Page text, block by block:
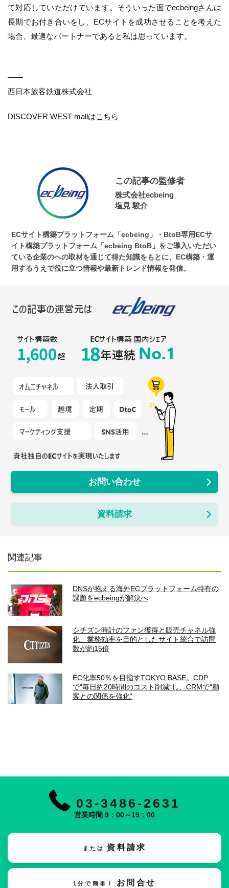
て対応していただけています。そういった面でecbeingさんは
長期でお付き合いをし、ECサイトを成功させることを考えた
場合、最適なパートナーであると私は思っています。
――
西日本旅客鉄道株式会社
DISCOVER WEST mallはこちら
この記事の監修者
株式会社ecbeing
塩見 駿介
ECサイト構築プラットフォーム「ecbeing」・BtoB専用ECサ
イト構築プラットフォーム「ecbeing BtoB」をご導入いただい
ている企業のへの取材を通じて得た知識をもとに、EC構築・運
用するうえで役に立つ情報や最新トレンド情報を発信。
お問い合わせ
資料請求
関連記事
DNSが抱える海外ECプラットフォーム特有の
課題をecbeingが解決へ
シチズン時計のファン獲得と販売チャネル強
化、業務効率を目的としたサイト統合で訪問
数が約15倍
EC化率50％を目指すTOKYO BASE。CDP
で“毎日約20時間のコスト削減“し、CRMで“顧
客との関係を強化“
03-3486-2631
営業時間 9：00～19：00
または 資料請求
1分で簡単！ お問合せ